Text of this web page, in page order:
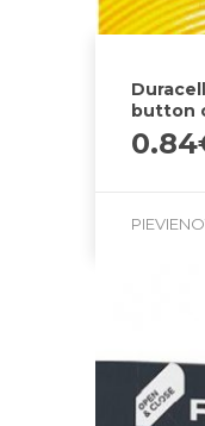
button
0.84